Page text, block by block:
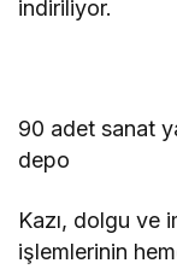
indiriliyor.
90 adet sanat
depo
Kazı, dolgu ve
işlemlerinin